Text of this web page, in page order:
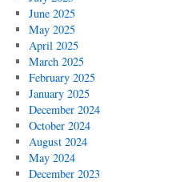
June 2025
May 2025
April 2025
March 2025
February 2025
January 2025
December 2024
October 2024
August 2024
May 2024
December 2023